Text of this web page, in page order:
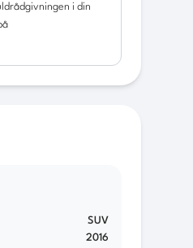
8.81 %
i din
SUV
2016